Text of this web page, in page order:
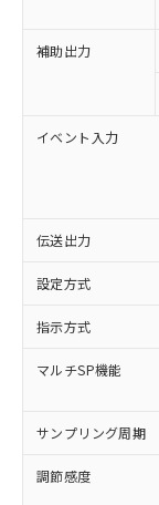
補助出力
イベント入力
伝送出力
設定方式
指示方式
マルチSP機能
サンプリング周期
調節感度